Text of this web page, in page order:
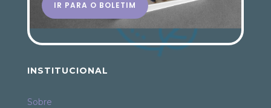
IR PARA O BOLETIM
INSTITUCIONAL
Sobre